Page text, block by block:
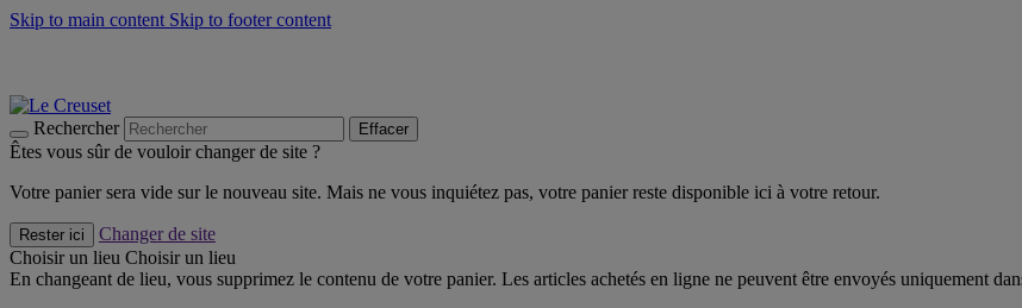
Skip to main content Skip to footer content
Rechercher Effacer
Êtes vous sûr de vouloir changer de site ?
Votre panier sera vide sur le nouveau site. Mais ne vous inquiétez pas, votre panier reste disponible ici à votre retour.
Rester ici
Changer de site
Choisir un lieu Choisir un lieu
En changeant de lieu, vous supprimez le contenu de votre panier. Les articles achetés en ligne ne peuvent être envoyés uniquement